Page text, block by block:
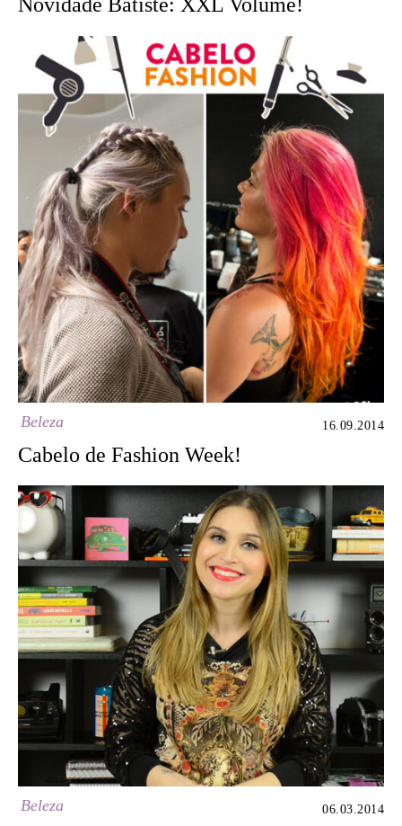
Novidade Batiste: XXL Volume!
Beleza 16.09.2014
Cabelo de Fashion Week!
Beleza 06.03.2014